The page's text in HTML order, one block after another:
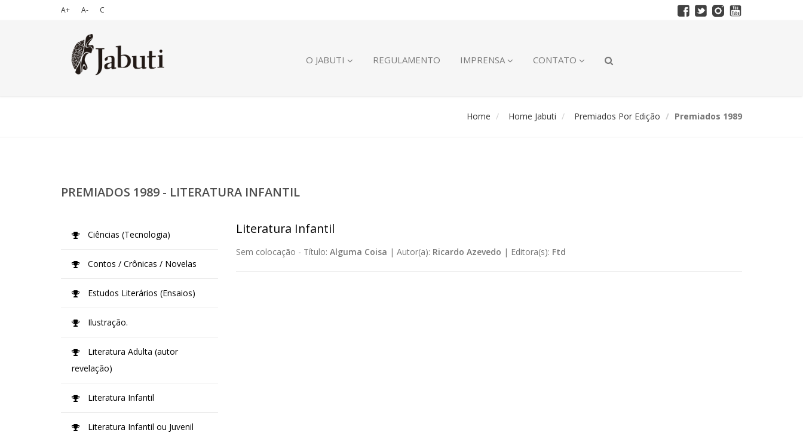
A+ A- C
O JABUTI REGULAMENTO IMPRENSA CONTATO
Home Home Jabuti Premiados Por Edição Premiados 1989
PREMIADOS 1989 - LITERATURA INFANTIL
Literatura Infantil
Sem colocação - Título: Alguma Coisa | Autor(a): Ricardo Azevedo | Editora(s): Ftd
Ciências (Tecnologia)
Contos / Crônicas / Novelas
Estudos Literários (Ensaios)
Ilustração.
Literatura Adulta (autor
revelação)
Literatura Infantil
Literatura Infantil ou Juvenil